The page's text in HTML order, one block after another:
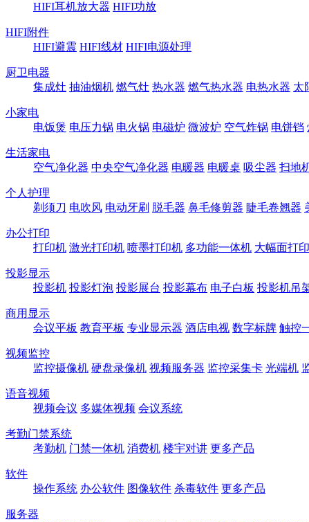
HIFI耳机放大器 HIFI功放
HIFI附件
HIFI避震 HIFI线材 HIFI电源处理
厨卫电器
集成灶 抽油烟机 燃气灶 热水器 燃气热水器 电热水器 太
小家电
电饭煲 电压力锅 电火锅 电磁炉 微波炉 空气炸锅 电饼铛
生活家电
空气净化器 中央空气净化器 电暖器 电暖桌 吸尘器 扫地
个人护理
剃须刀 电吹风 电动牙刷 脱毛器 鼻毛修剪器 睫毛卷翘器
办公打印
打印机 激光打印机 喷墨打印机 多功能一体机 大幅面打
投影显示
投影机 投影灯泡 投影展台 投影幕布 电子白板 投影机吊
商用显示
会议平板 教育平板 专业显示器 酒店电视 数字标牌 触控
视频监控
监控摄像机 硬盘录像机 视频服务器 监控采集卡 光端机
语音视频
视频会议 多媒体视频 会议系统
考勤门禁系统
考勤机 门禁一体机 消费机 楼宇对讲 更多产品
软件
操作系统 办公软件 图像软件 杀毒软件 更多产品
服务器